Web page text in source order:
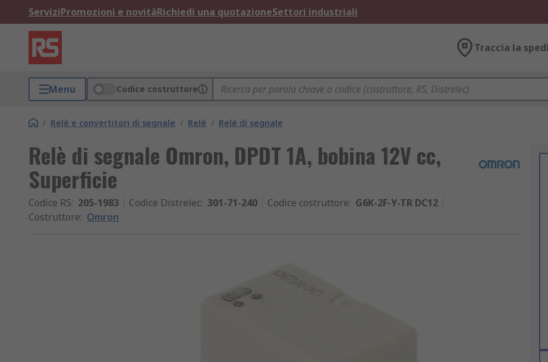
ServiziPromozioni e novitàRichiedi una quotazioneSettori industriali
Traccia la
Menu Codice costruttore
/ Relè e convertitori di segnale / Relè / Relè di segnale
Relè di segnale Omron, DPDT 1A, bobina 12V cc,
Superficie
Codice RS: 205-1983 Codice Distrelec: 301-71-240 Codice costruttore: G6K-2F-Y-TR DC12
Costruttore: Omron